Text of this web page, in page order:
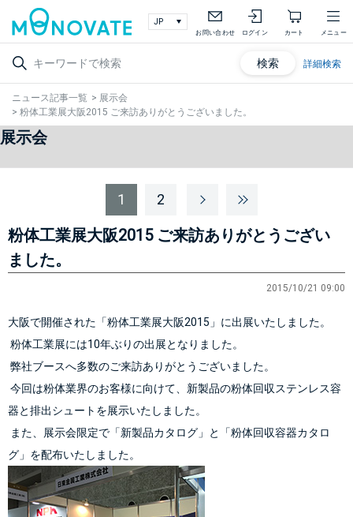
お問い合わせ ログイン カート メニュー
検索 詳細検索
ニュース記事一覧 > 展示会
> 粉体工業展大阪2015 ご来訪ありがとうございました。
展示会
1 2
粉体工業展大阪2015 ご来訪ありがとうござい
ました。
2015/10/21 09:00
大阪で開催された「粉体工業展大阪2015 」に出展いたしました。
粉体工業展には10年ぶりの出展となりました。
弊社ブースへ多数のご来訪ありがとうございました。
今回は粉体業界のお客様に向けて、新製品の粉体回収ステンレス容
器と排出シュート を展示いたしました。
グ」を配布いたしました。